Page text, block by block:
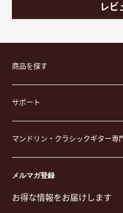
レビ
商品を探す
楽器
楽器ケース
弦
ピック
演奏用品
ステーショナリー&アクセサリ
楽譜
サポート
運営会社
イケガクについて
お買い物ガイド
特定商取引法に基づく表示
プライバシーポリシー
メルマガ登録
お得な情報をお届けします
マンドリン・クラシックギター専
〒171-0021 東京都豊島区西
TEL. 03-5952-1391 / FAX.
営業時間 月-水,金,土 11:00-